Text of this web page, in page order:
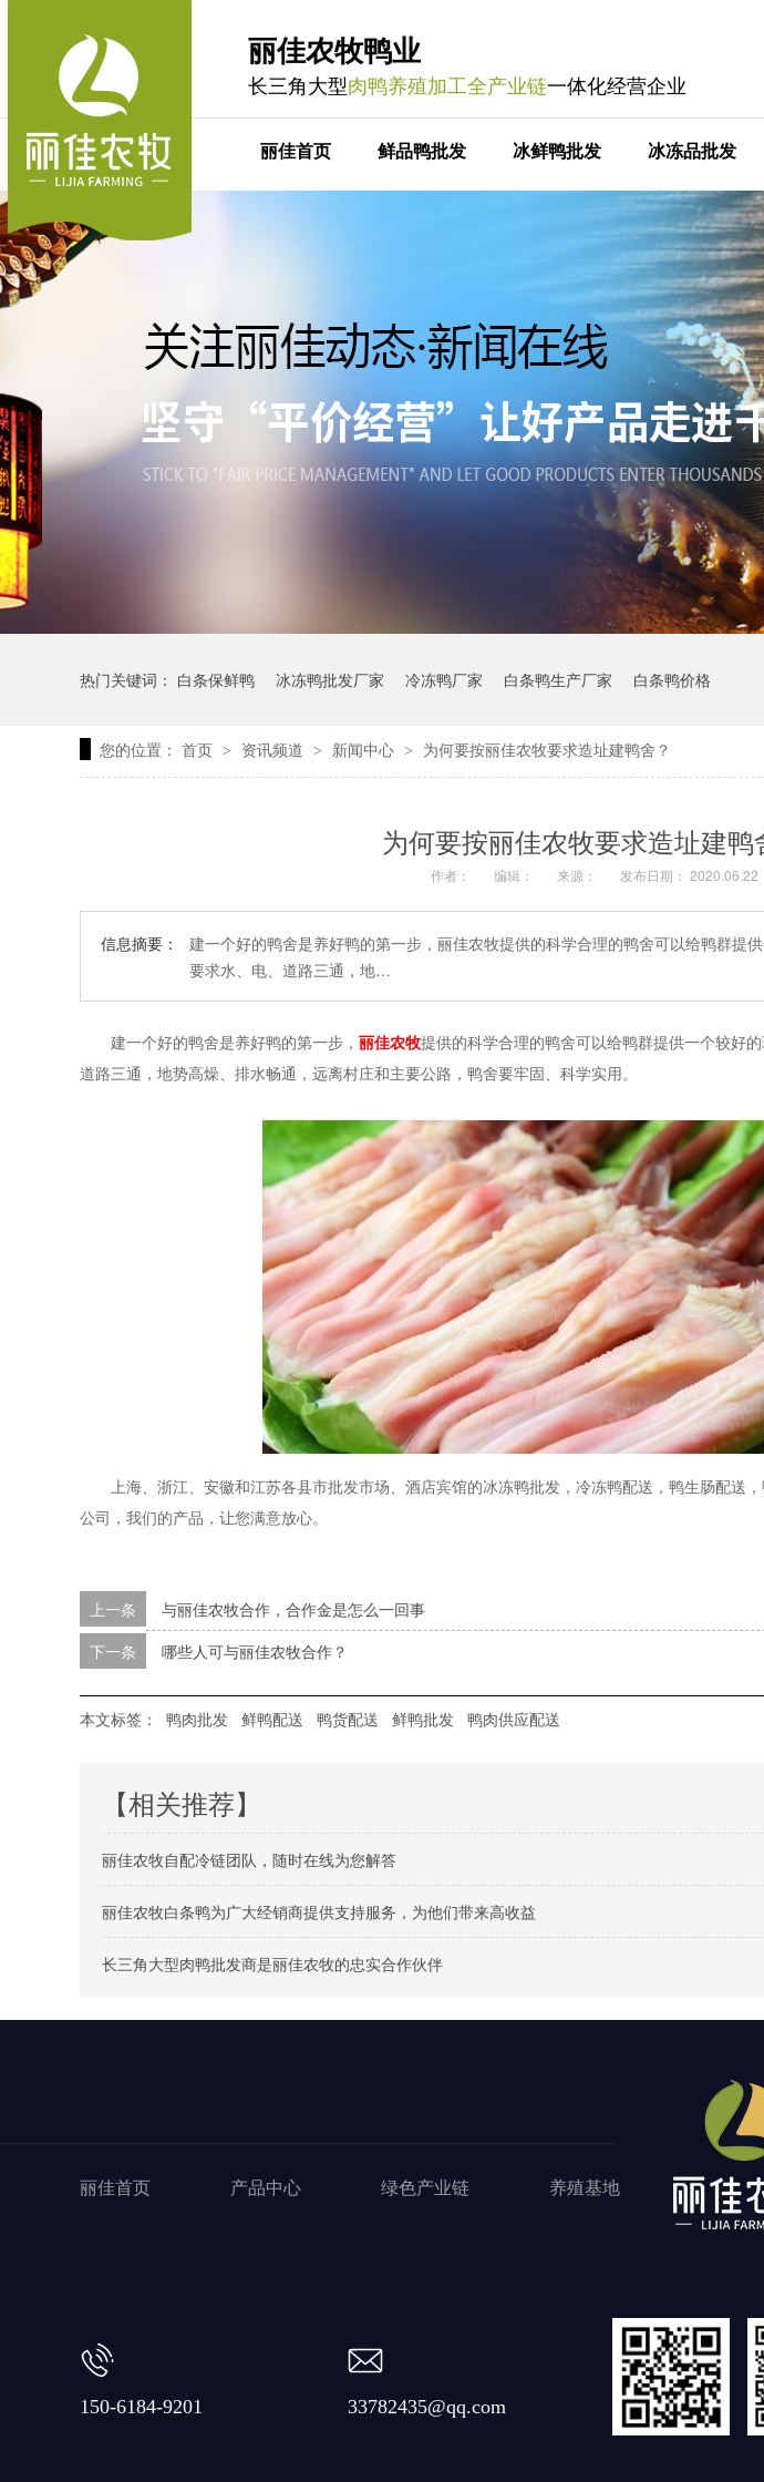
丽佳农牧鸭业
长三角大型肉鸭养殖加工全产业链一体化经营企业
丽佳首页 鲜品鸭批发 冰鲜鸭批发 冰冻品批发
热门关键词： 白条保鲜鸭 冰冻鸭批发厂家 冷冻鸭厂家 白条鸭生产厂家 白条鸭价格
您的位置： 首页 > 资讯频道 > 新闻中心 > 为何要按丽佳农牧要求造址建鸭舍？
为何要按丽佳农牧要求造址建鸭
作者： 编辑： 来源： 发布日期： 2020.06.22
信息摘要：
建一个好的鸭舍是养好鸭的第一步，丽佳农牧提供的科学合理的鸭舍可以给鸭群提
要求水、电、道路三通，地…
建一个好的鸭舍是养好鸭的第一步， 丽佳农牧提供的科学合理的鸭舍可以给鸭群提供一个较好
道路三通，地势高燥、排水畅通，远离村庄和主要公路，鸭舍要牢固、科学实用。
上海、浙江、安徽和江苏各县市批发市场、酒店宾馆的冰冻鸭批发，冷冻鸭配送，鸭生肠配送
公司，我们的产品，让您满意放心。
上一条
与丽佳农牧合作，合作金是怎么一回事
下一条 哪些人可与丽佳农牧合作？
本文标签： 鸭肉批发 鲜鸭配送 鸭货配送 鲜鸭批发 鸭肉供应配送
【相关推荐】
丽佳农牧自配冷链团队，随时在线为您解答
丽佳农牧白条鸭为广大经销商提供支持服务，为他们带来高收益
长三角大型肉鸭批发商是丽佳农牧的忠实合作伙伴
丽佳首页 产品中心 绿色产业链 养殖基地
150-6184-9201 33782435@qq.com